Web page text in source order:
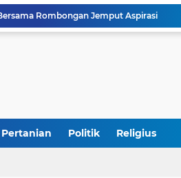
Rombongan Jemput Aspirasi
Pada Empat Titik
Pertanian Politik Religius